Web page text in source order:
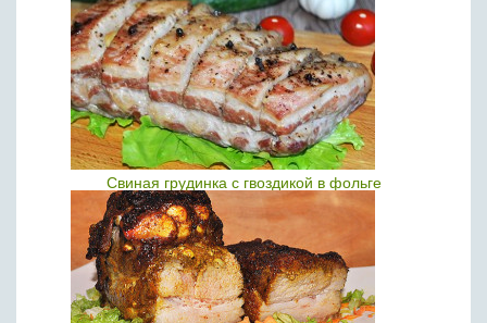
Свиная грудинка с гвоздикой в фольге